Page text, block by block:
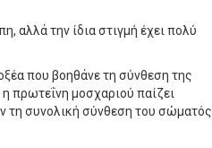
αλλά την ίδια στιγμή έχει πολύ
που βοηθάνε τη σύνθεση της
πρωτεΐνη μοσχαριού παίζει
τη συνολική σύνθεση του σώματός